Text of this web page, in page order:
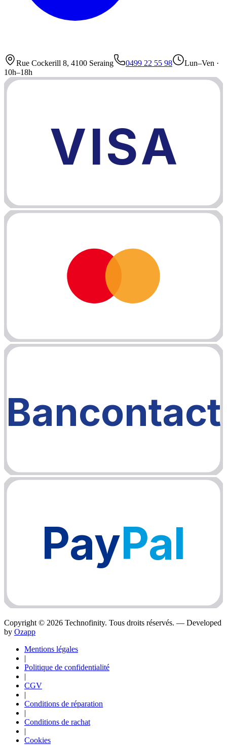
Rue Cockerill 8, 4100 Seraing 0499 22 55 98
Lun–Ven ·
10h–18h
VISA
Bancontact
PayPal
Copyright © 2026 Technofinity. Tous droits réservés. — Developed
by Ozapp
Mentions légales
|
Politique de confidentialité
|
CGV
|
Conditions de réparation
|
Conditions de rachat
|
Cookies